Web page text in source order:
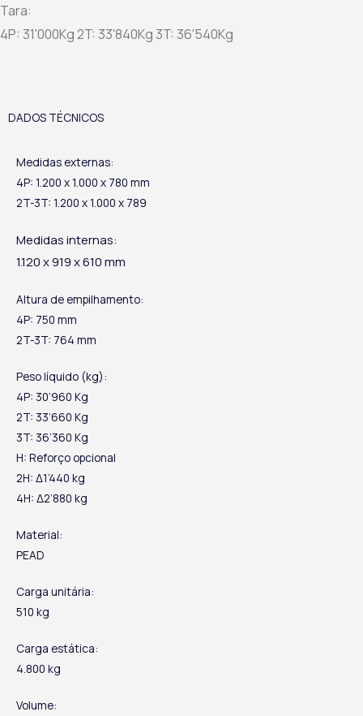
Tara:
4P: 31'000Kg 2T: 33'840Kg 3T: 36'540Kg
DADOS TÉCNICOS
Medidas externas:
4P: 1.200 x 1.000 x 780 mm
2T-3T: 1.200 x 1.000 x 789
Medidas internas:
1.120 x 919 x 610 mm
Altura de empilhamento:
4P: 750 mm
2T-3T: 764 mm
Peso líquido (kg):
4P: 30’960 Kg
2T: 33’660 Kg
3T: 36’360 Kg
H: Reforço opcional
2H: Δ1’440 kg
4H: Δ2’880 kg
Material:
PEAD
Carga unitária:
510 kg
Carga estática:
4.800 kg
Volume: